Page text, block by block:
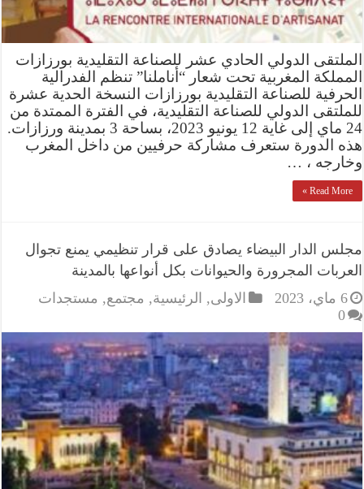
الملتقى الدولي الحادي عشر للصناعة التقليدية بورزازات
المملكة المغربية تحت شعار “أناملنا” تنظم الفدرالية
الحرفية للصناعة التقليدية بورزازات النسخة الحدية عشرة
للملتقى الدولي للصناعة التقليدية، في الفترة الممتدة من
24 ماي إلى غاية 12 يونيو 2023، بساحة 3 بمدينة ورزازات.
هذه الدورة ستعرف مشاركة حرفيين من داخل المغرب
وخارجه ، …
Read More »
مجلس الدار البيضاء يصادق على قرار تنظيمي يمنع تجوال
العربات المجرورة والحيوانات بكل أنواعها بالمدينة
6 ماي، 2023
الاولى, الرئيسية, مجتمع, مستجدات
0